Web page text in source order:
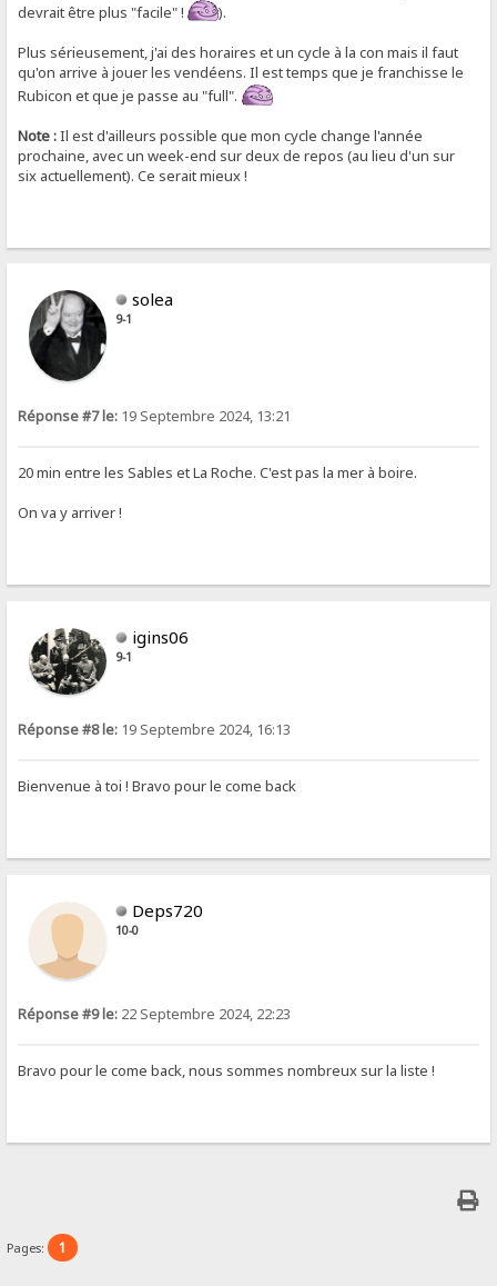
devrait être plus "facile" !
).
Plus sérieusement, j'ai des horaires et un cycle à la con mais il faut
qu'on arrive à jouer les vendéens. Il est temps que je franchisse le
Rubicon et que je passe au "full".
Note :Il est d'ailleurs possible que mon cycle change l'année
prochaine, avec un week-end sur deux de repos (au lieu d'un sur
six actuellement). Ce serait mieux !
solea
9-1
Réponse #7 le: 19 Septembre 2024, 13:21
20 min entre les Sables et La Roche. C'est pas la mer à boire.
On va y arriver !
igins06
9-1
Réponse #8 le: 19 Septembre 2024, 16:13
Bienvenue à toi ! Bravo pour le come back
Deps720
10-0
Réponse #9 le: 22 Septembre 2024, 22:23
Bravo pour le come back, nous sommes nombreux sur la liste !
Pages: 1